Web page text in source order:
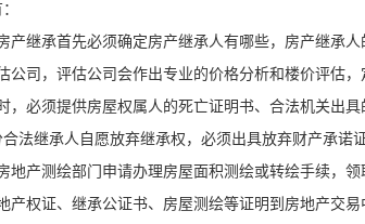
产继承首先必须确定房产继承人有哪些，房产继承
公司，评估公司会作出专业的价格分析和楼价评估
，必须提供房屋权属人的死亡证明书、合法机关出
法继承人自愿放弃继承权，必须出具放弃财产承诺
地产测绘部门申请办理房屋面积测绘或转绘手续，
产权证、继承公证书、房屋测绘等证明到房地产交